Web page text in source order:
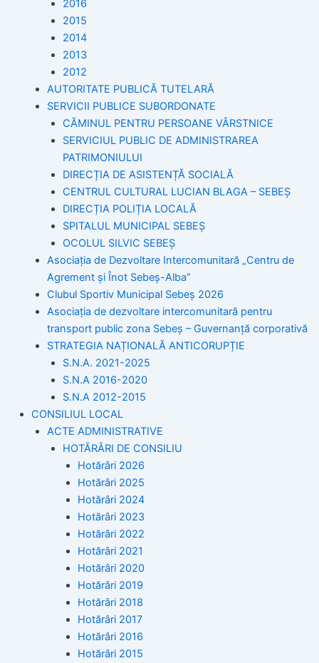
2016
2015
2014
2013
2012
AUTORITATE PUBLICĂ TUTELARĂ
SERVICII PUBLICE SUBORDONATE
CĂMINUL PENTRU PERSOANE VÂRSTNICE
SERVICIUL PUBLIC DE ADMINISTRAREA
PATRIMONIULUI
DIRECȚIA DE ASISTENȚĂ SOCIALĂ
CENTRUL CULTURAL LUCIAN BLAGA – SEBEȘ
DIRECȚIA POLIȚIA LOCALĂ
SPITALUL MUNICIPAL SEBEȘ
OCOLUL SILVIC SEBEȘ
Asociația de Dezvoltare Intercomunitară „Centru de
Agrement și Înot Sebeș-Alba”
Clubul Sportiv Municipal Sebeș 2026
Asociația de dezvoltare intercomunitară pentru
transport public zona Sebeș – Guvernanță corporativă
STRATEGIA NAȚIONALĂ ANTICORUPȚIE
S.N.A. 2021-2025
S.N.A 2016-2020
S.N.A 2012-2015
CONSILIUL LOCAL
ACTE ADMINISTRATIVE
HOTĂRÂRI DE CONSILIU
Hotărâri 2026
Hotărâri 2025
Hotărâri 2024
Hotărâri 2023
Hotărâri 2022
Hotărâri 2021
Hotărâri 2020
Hotărâri 2019
Hotărâri 2018
Hotărâri 2017
Hotărâri 2016
Hotărâri 2015